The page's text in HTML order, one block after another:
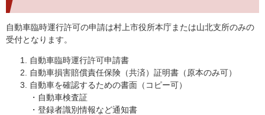
自動車臨時運行許可の申請は村上市役所本庁または山北支所のみの
受付となります。
自動車臨時運行許可申請書
自動車損害賠償責任保険（共済）証明書（原本のみ可）
自動車を確認するための書面（コピー可）
・自動車検査証
・登録者識別情報など通知書